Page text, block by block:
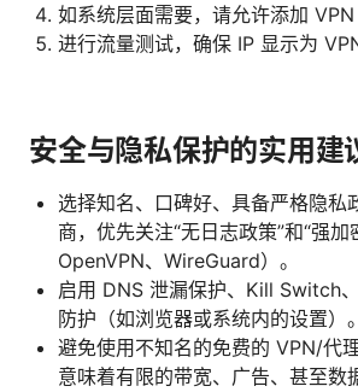
如系统层面需要，请允许添加
进行流量测试，确保 IP 显示为
安全与隐私保护的实用建
选择知名、口碑好、具备严格隐私
商，优先关注“无日志政策”和“强加
OpenVPN、WireGuard）。
启用 DNS 泄漏保护、Kill Switch
防护（如浏览器或系统内的设置）。
避免使用不知名的免费的 VPN/代
意味着有限的带宽、广告、甚至数